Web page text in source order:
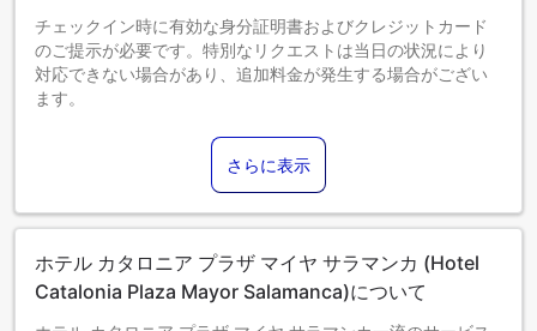
チェックイン時に有効な身分証明書およびクレジットカード
のご提示が必要です。特別なリクエストは当日の状況により
対応できない場合があり、追加料金が発生する場合がござい
ます。
同伴可能です。1匹1泊あたりEUR 22の追加料金と、EUR 200
のデポジットが必要です。
添い寝の場合は宿泊無料です。＜ご注意＞ベビーベッドのご
否は空き状況によります。
6～12歳までのお子さま
さらに表示
ホテル カタロニア プラザ マイヤ サラマンカ (Hotel
Catalonia Plaza Mayor Salamanca)について